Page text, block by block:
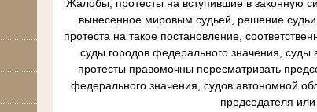
Жалобы, протесты на вступившие в законную
вынесенное мировым судьей, решение
протеста на такое постановление,
суды городов федерального значения,
протесты правомочны пересматривать
федерального значения, судов автономной
председателя